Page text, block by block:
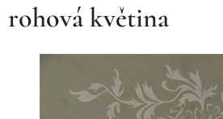
rohová květina